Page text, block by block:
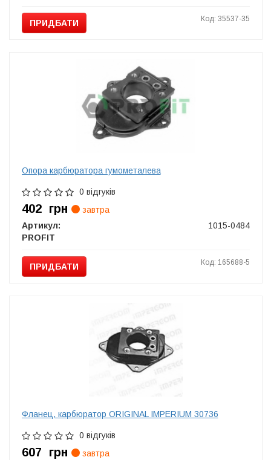
ПРИДБАТИ Код: 35537-35
Опора карбюратора гумометалева
0 відгуків
402 грн
завтра
Артикул:
1015-0484
PROFIT
ПРИДБАТИ Код: 165688-5
Фланец, карбюратор ORIGINAL IMPERIUM 30736
0 відгуків
607 грн
завтра